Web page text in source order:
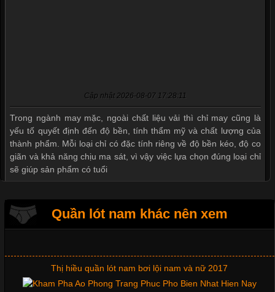
Cập nhật 2026-08-07 17:28:11
Trong ngành may mặc, ngoài chất liệu vải thì chỉ may cũng là
yếu tố quyết định đến độ bền, tính thẩm mỹ và chất lượng của
thành phẩm. Mỗi loại chỉ có đặc tính riêng về độ bền kéo, độ co
giãn và khả năng chịu ma sát, vì vậy việc lựa chọn đúng loại chỉ
sẽ giúp sản phẩm có tuổi
Cập nhật 2026-07-07 15:54:44
Quần lót nam khác nên xem
Mẫu quần short quần lót nam nữ hè thu 2017
Thị hiều quần lót nam bơi lội nam và nữ 2017